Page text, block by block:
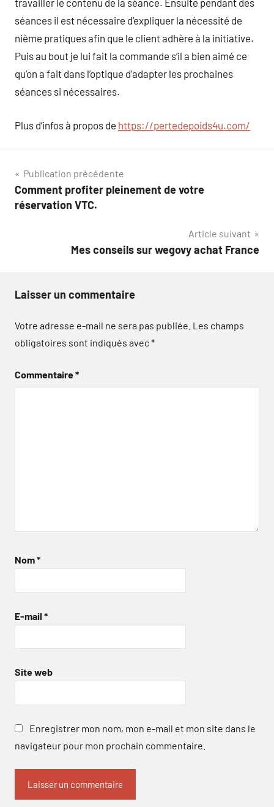
travailler le contenu de la séance. Ensuite pendant des
séances il est nécessaire d’expliquer la nécessité de
nième pratiques afin que le client adhère à la initiative.
Puis au bout je lui fait la commande s’il a bien aimé ce
qu’on a fait dans l’optique d’adapter les prochaines
séances si nécessaires.
Plus d’infos à propos de https://pertedepoids4u.com/
Navigation
de
Publication précédente
Comment profiter pleinement de votre
réservation VTC.
Article suivant
Mes conseils sur wegovy achat France
Laisser un commentaire
Votre adresse e-mail ne sera pas publiée. Les champs
obligatoires sont indiqués avec*
Commentaire*
Nom*
E-mail *
Site web
Enregistrer mon nom, mon e-mail et mon site dans le
navigateur pour mon prochain commentaire.